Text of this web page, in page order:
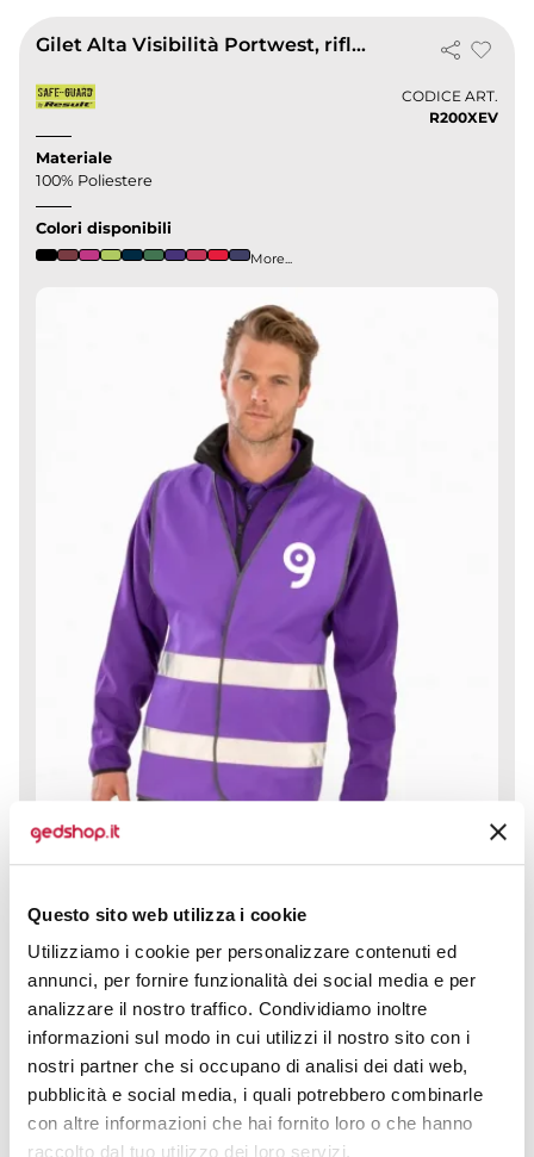
Questo sito web utilizza i cookie
Utilizziamo i cookie per personalizzare contenuti ed
annunci, per fornire funzionalità dei social media e per
analizzare il nostro traffico. Condividiamo inoltre
informazioni sul modo in cui utilizzi il nostro sito con i
nostri partner che si occupano di analisi dei dati web,
pubblicità e social media, i quali potrebbero combinarle
con altre informazioni che hai fornito loro o che hanno
raccolto dal tuo utilizzo dei loro servizi.
Gilet Alta Visibilità Portwest, riflettente 100% poliestere
CODICE ART.
R200XEV
Materiale
100% Poliestere
Colori disponibili
More...
sicurezza e comfort in ogni situazione dove visibilità e...
prezzo da € 3,07
CALCOLA PREVENTIVO